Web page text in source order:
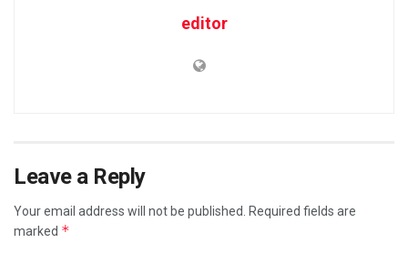
editor
Leave a Reply
Your email address will not be published.
Required fields are
marked *